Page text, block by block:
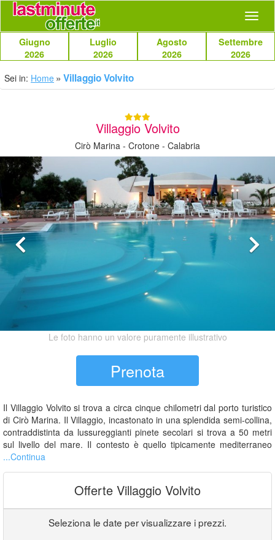
Giugno
2026
Luglio
2026
Agosto
2026
Settembre
2026
Sei in: Home Villaggio Volvito
Villaggio Volvito
Cirò Marina - Crotone - Calabria
Le foto hanno un valore puramente illustrativo
Prenota
Il Villaggio Volvito si trova a circa cinque chilometri dal porto turistico
di Cirò Marina. Il Villaggio, incastonato in una splendida semi-collina,
contraddistinta da lussureggianti pinete secolari si trova a 50 metri
sul livello del mare. Il contesto è quello tipicamente mediterraneo
...Continua
Offerte Villaggio Volvito
Seleziona le date per visualizzare i prezzi.